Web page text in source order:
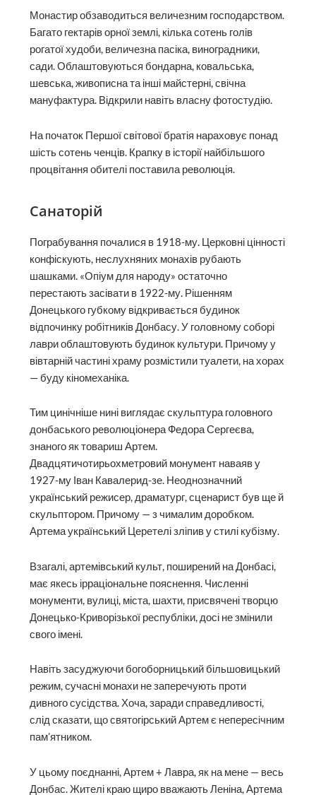
Монастир обзаводиться величезним господарством.
Багато гектарів орної землі, кілька сотень голів
рогатої худоби, величезна пасіка, виноградники,
сади. Облаштовуються бондарна, ковальська,
шевська, живописна та інші майстерні, свічна
мануфактура. Відкрили навіть власну фотостудію.
На початок Першої світової братія нараховує понад
шість сотень ченців. Крапку в історії найбільшого
процвітання обителі поставила революція.
Санаторій
Пограбування почалися в 1918-му. Церковні цінності
конфіскують, неслухняних монахів рубають
шашками. «Опіум для народу» остаточно
перестають засівати в 1922-му. Рішенням
Донецького губкому відкривається будинок
відпочинку робітників Донбасу. У головному соборі
лаври облаштовують будинок культури. Причому у
вівтарній частині храму розмістили туалети, на хорах
— буду кіномеханіка.
Тим цинічніше нині виглядає скульптура головного
донбаського революціонера Федора Сергеєва,
знаного як товариш Артем.
Двадцятичотирьохметровий монумент наваяв у
1927-му Іван Кавалерид-зе. Неоднозначний
український режисер, драматург, сценарист був ще й
скульптором. Причому — з чималим доробком.
Артема український Церетелі зліпив у стилі кубізму.
Взагалі, артемівський культ, поширений на Донбасі,
має якесь ірраціональне пояснення. Численні
монументи, вулиці, міста, шахти, присвячені творцю
Донецько-Криворізької республіки, досі не змінили
свого імені.
Навіть засуджуючи богоборницький більшовицький
режим, сучасні монахи не заперечують проти
дивного сусідства. Хоча, заради справедливості,
слід сказати, що святогірський Артем є непересічним
пам’ятником.
У цьому поєднанні, Артем + Лавра, як на мене — весь
Донбас. Жителі краю щиро вважають Леніна, Артема